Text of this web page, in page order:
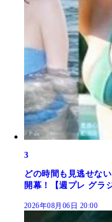
3
どの時間も見逃せな
開幕！【週プレ グラ
2026年08月06日 20:00